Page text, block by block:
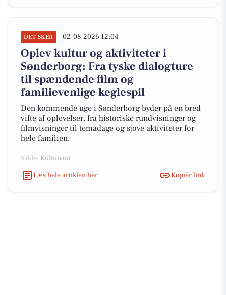
DET SKER 02-08-2026 12:04
Oplev kultur og aktiviteter i
Sønderborg: Fra tyske dialogture
til spændende film og
familievenlige keglespil
Den kommende uge i Sønderborg byder på en bred
vifte af oplevelser, fra historiske rundvisninger og
filmvisninger til temadage og sjove aktiviteter for
hele familien.
Kilde: Kultunaut
Læs hele artiklen her
Kopiér link